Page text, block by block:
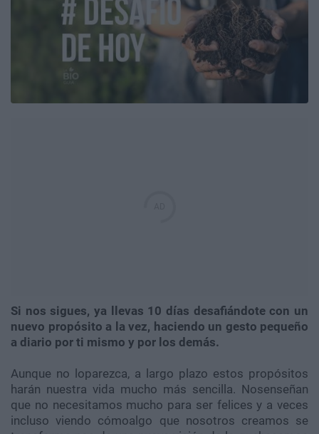
Si nos sigues, ya llevas 10 días desafiándote con un
nuevo propósito a la vez, haciendo un gesto pequeño
a diario por ti mismo y por los demás.
Aunque no loparezca, a largo plazo estos propósitos
harán nuestra vida mucho más sencilla. Nosenseñan
que no necesitamos mucho para ser felices y a veces
incluso viendo cómoalgo que nosotros creamos se